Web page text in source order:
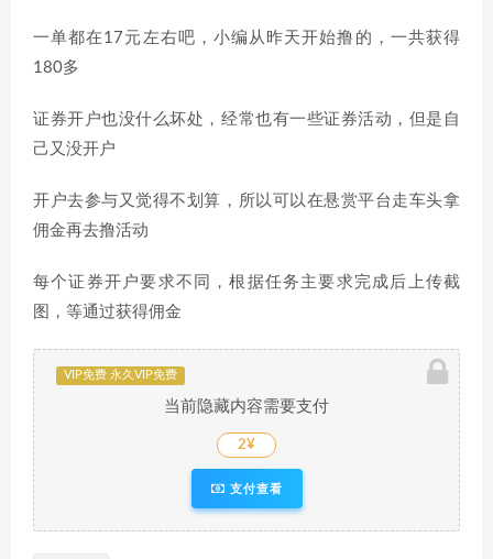
一单都在17元左右吧，小编从昨天开始撸的，一共获得
180多
证券开户也没什么坏处，经常也有一些证券活动，但是自
己又没开户
开户去参与又觉得不划算，所以可以在悬赏平台走车头拿
佣金再去撸活动
每个证券开户要求不同，根据任务主要求完成后上传截
图，等通过获得佣金
VIP免费 永久VIP免费
当前隐藏内容需要支付
2¥
支付查看